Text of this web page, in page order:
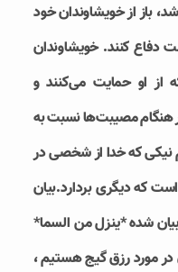
باز از خویشاوندان خود
دفاع کنند. خویشاوندان
از او حمایت می‌کنند و
هنگام مصیبت‌ها نسبت به
نیکی که خدا از شخصی در
که دیگری بردارد.بیان
شده *ینزل من السما*
در مورد رزق گیج هستیم ،